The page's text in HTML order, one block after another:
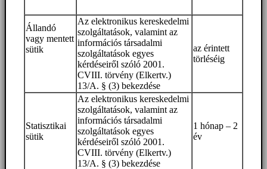
Állandó
vagy mentett
sütik
Az elektronikus kereskedelmi
szolgáltatások, valamint az
információs társadalmi
szolgáltatások egyes
kérdéseiről szóló 2001.
CVIII. törvény (Elkertv.)
13/A. § (3) bekezdése
az érintett
törléséig
Statisztikai
sütik
Az elektronikus kereskedelmi
szolgáltatások, valamint az
információs társadalmi
szolgáltatások egyes
kérdéseiről szóló 2001.
CVIII. törvény (Elkertv.)
13/A. § (3) bekezdése
1 hónap – 2
év